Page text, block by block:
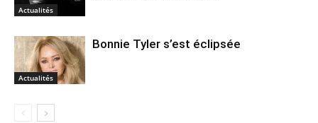
Actualités
Actualités
Bonnie Tyler s’est éclipsée